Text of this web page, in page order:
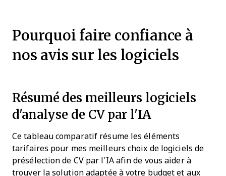
Pourquoi faire confiance à
nos avis sur les logiciels
Résumé des meilleurs logiciels
d'analyse de CV par l'IA
Ce tableau comparatif résume les éléments
tarifaires pour mes meilleurs choix de logiciels de
présélection de CV par l’IA afin de vous aider à
trouver la solution adaptée à votre budget et aux